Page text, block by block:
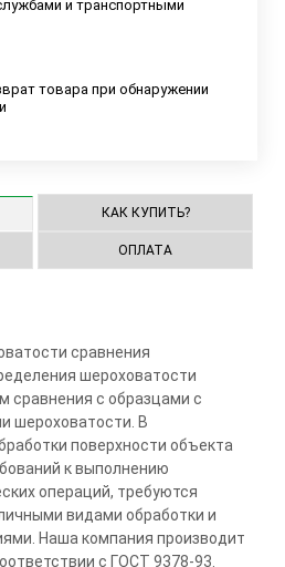
и транспортными
товара при обнаружении
КАК КУПИТЬ?
ОПЛАТА
сравнения
шероховатости
сравнения с образцами с
шероховатости. В
поверхности объекта
к выполнению
операций, требуются
видами обработки и
Наша компания производит
с ГОСТ 9378-93.